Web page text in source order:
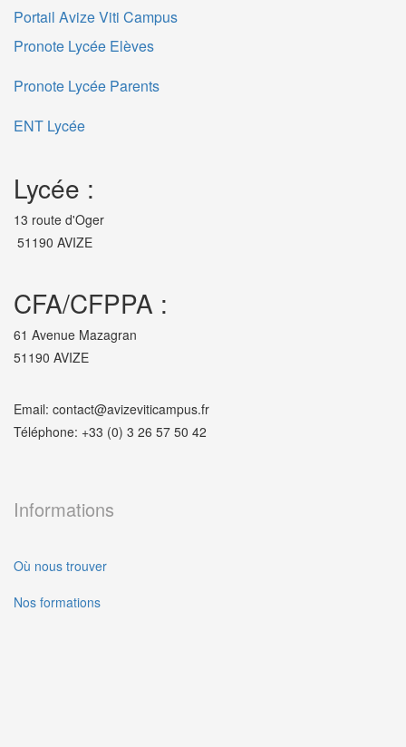
Portail Avize Viti Campus
Pronote Lycée Elèves
Pronote Lycée Parents
ENT Lycée
Lycée :
13 route d'Oger
51190 AVIZE
CFA/CFPPA :
61 Avenue Mazagran
51190 AVIZE
Email: contact@avizeviticampus.fr
Téléphone: +33 (0) 3 26 57 50 42
Informations
Où nous trouver
Nos formations